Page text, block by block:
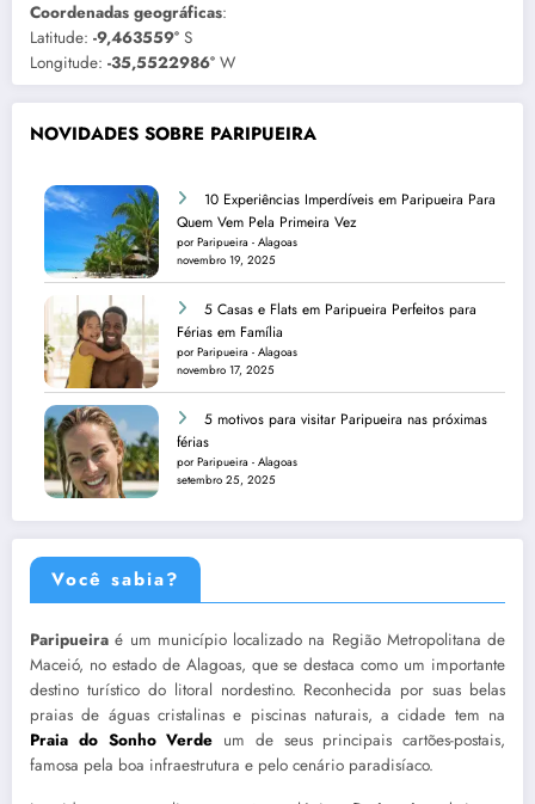
Coordenadas geográficas:
Latitude: -9,463559° S
Longitude: -35,5522986° W
NOVIDADES SOBRE PARIPUEIRA
10 Experiências Imperdíveis em Paripueira Para
Quem Vem Pela Primeira Vez
por Paripueira - Alagoas
novembro 19, 2025
5 Casas e Flats em Paripueira Perfeitos para
Férias em Família
por Paripueira - Alagoas
novembro 17, 2025
5 motivos para visitar Paripueira nas próximas
férias
por Paripueira - Alagoas
setembro 25, 2025
Você sabia?
Paripueira é um município localizado na Região Metropolitana de
Maceió, no estado de Alagoas, que se destaca como um importante
destino turístico do litoral nordestino. Reconhecida por suas belas
praias de águas cristalinas e piscinas naturais, a cidade tem na
Praia do Sonho Verde um de seus principais cartões-postais,
famosa pela boa infraestrutura e pelo cenário paradisíaco.